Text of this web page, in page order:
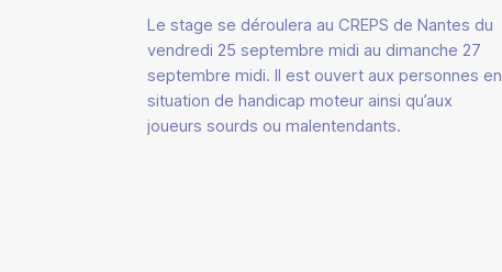
Le stage se déroulera au CREPS de Nantes du
vendredi 25 septembre midi au dimanche 27
septembre midi. Il est ouvert aux personnes en
situation de handicap moteur ainsi qu’aux
joueurs sourds ou malentendants.